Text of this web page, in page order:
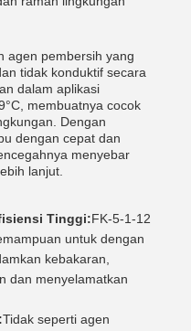
agen pembersih yang
tidak konduktif secara
dalam aplikasi
membuatnya cocok
Dengan
dengan cepat dan
menyebar
lanjut.
Tinggi:FK-5-1-12
untuk dengan
kebakaran,
dan menyelamatkan
Tidak seperti agen